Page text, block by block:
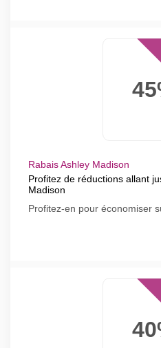
Rabais Ashley Madison
Profitez de réductions allant
Madison
Profitez-en pour économiser